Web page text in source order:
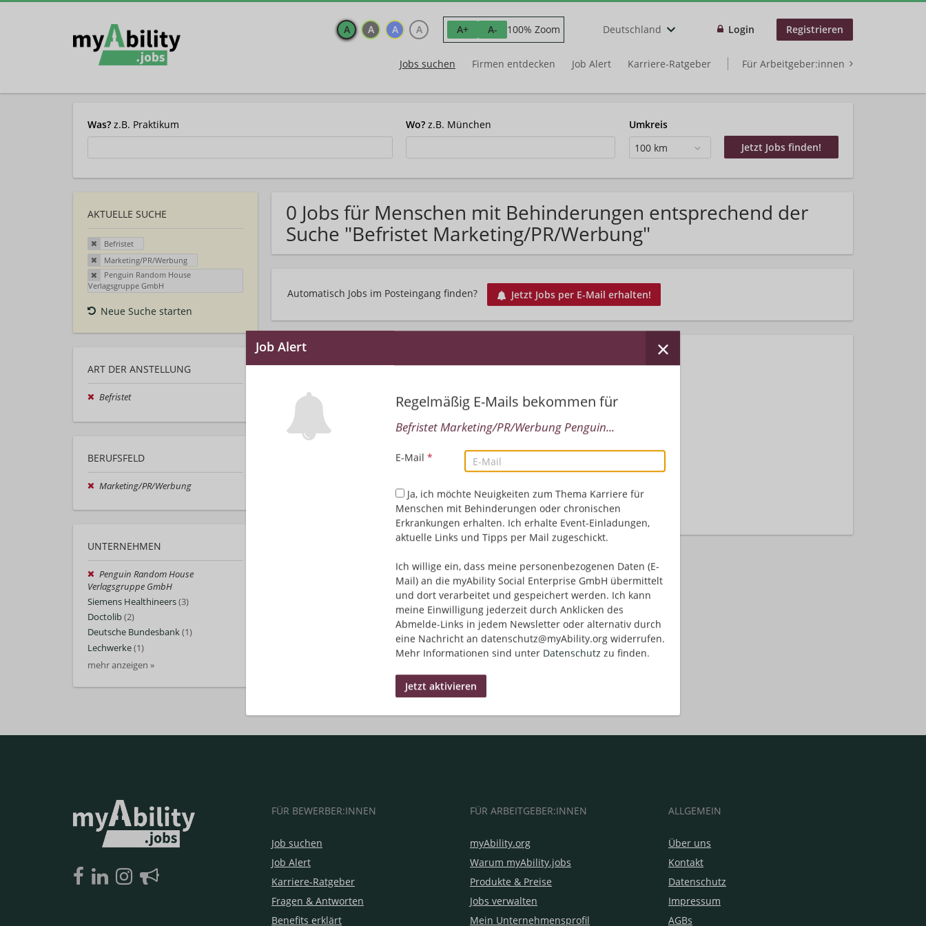
A A A A A+ A- 100% Zoom Deutschland Login Registrieren
Jobs suchen Firmen entdecken Job Alert Karriere-Ratgeber Für Arbeitgeber:innen
Was? z.B. Praktikum Wo? z.B. München
Umkreis
100 km
AKTUELLE SUCHE
Befristet
Marketing/PR/Werbung
Penguin Random House
Verlagsgruppe GmbH
Neue Suche starten
ART DER ANSTELLUNG
Befristet
BERUFSFELD
Marketing/PR/Werbung
UNTERNEHMEN
Penguin Random House
Verlagsgruppe GmbH
Siemens Healthineers(3)
Doctolib(2)
Deutsche Bundesbank(1)
Lechwerke(1)
mehr anzeigen »
0 Jobs für Menschen mit Behinderungen entsprechend der
Suche "Befristet Marketing/PR/Werbung"
Automatisch Jobs im Posteingang finden? Jetzt Jobs per E-Mail erhalten!
Regelmäßig E-Mails bekommen für
Befristet Marketing/PR/Werbung Penguin...
E-Mail *
Ja, ich möchte Neuigkeiten zum Thema Karriere für
Menschen mit Behinderungen oder chronischen
Erkrankungen erhalten. Ich erhalte Event-Einladungen,
aktuelle Links und Tipps per Mail zugeschickt.
Ich willige ein, dass meine personenbezogenen Daten (E-
Mail) an die myAbility Social Enterprise GmbH übermittelt
und dort verarbeitet und gespeichert werden. Ich kann
meine Einwilligung jederzeit durch Anklicken des
Abmelde-Links in jedem Newsletter oder alternativ durch
eine Nachricht an datenschutz@myAbility.org widerrufen.
Mehr Informationen sind unter Datenschutz zu finden.
Leider keine Jobs gefunden.
Neue Suche starten
FÜR BEWERBER:INNEN
Job suchen
Job Alert
Karriere-Ratgeber
Fragen & Antworten
Benefits erklärt
FÜR ARBEITGEBER:INNEN
myAbility.org
Warum myAbility.jobs
Produkte & Preise
Jobs verwalten
Mein Unternehmensprofil
ALLGEMEIN
Über uns
Kontakt
Datenschutz
Impressum
AGBs